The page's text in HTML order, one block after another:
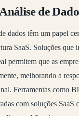
de
dados têm um papel
SaaS. Soluções que
permitem que as
melhorando a
Ferramentas como
com soluções SaaS